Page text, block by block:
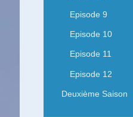
Episode 9
Episode 10
Episode 11
Episode 12
Deuxième Saison